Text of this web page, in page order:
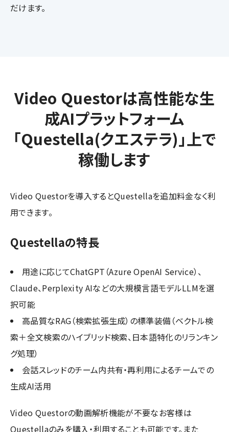
だけます。
Video Questorは高性能な生
成AIプラットフォーム
「Questella(クエステラ)」上で
稼働します
Video Questorを導入するとQuestellaを追加料金なく利
用できます。
Questellaの特長
用途に応じてChatGPT（Azure OpenAI Service）、
Claude、Perplexity AIなどの大規模言語モデルLLMを選
択可能
高品質なRAG（検索拡張生成）の標準装備（ベクトル検
索＋全文検索のハイブリッド検索、日本語特化のリランキン
グ処理）
会話スレッドのチーム内共有・再利用によるチームでの
生成AI活用
Video Questorの動画解析機能が不要なお客様は
Questellaのみを購入・利用することも可能です。また